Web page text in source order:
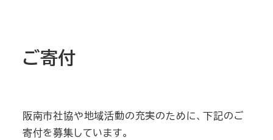
ご寄付
阪南市社協や地域活動の充実のために、下記のご
寄付を募集しています。